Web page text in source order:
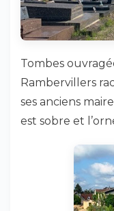
Tombes
Rambervillers
ses anciens
est sobre et